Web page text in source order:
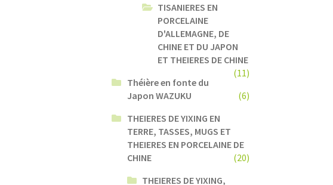
TISANIERES EN
PORCELAINE
D'ALLEMAGNE, DE
CHINE ET DU JAPON
ET THEIERES DE CHINE
(11)
Théière en fonte du
Japon WAZUKU
(6)
THEIERES DE YIXING EN
TERRE, TASSES, MUGS ET
THEIERES EN PORCELAINE DE
CHINE
(20)
THEIERES DE YIXING,